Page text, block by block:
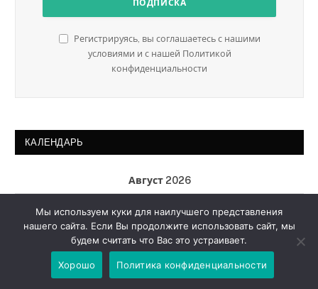
Регистрируясь, вы соглашаетесь с нашими
условиями и с нашей Политикой
конфиденциальности
КАЛЕНДАРЬ
Август 2026
1
2
4 5 6 7 8
14
Мы используем куки для наилучшего представления
нашего сайта. Если Вы продолжите использовать сайт, мы
будем считать что Вас это устраивает.
Хорошо Политика конфиденциальности